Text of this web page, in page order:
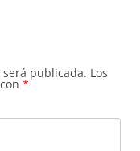
publicada. Los
*